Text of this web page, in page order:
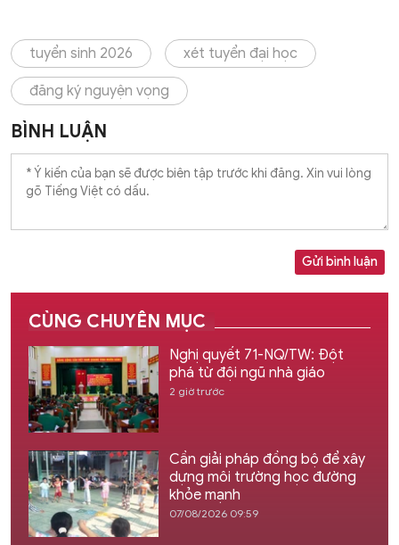
tuyển sinh 2026 xét tuyển đại học
đăng ký nguyện vọng
BÌNH LUẬN
Gửi bình luận
CÙNG CHUYÊN MỤC
Nghị quyết 71-NQ/TW: Đột
phá từ đội ngũ nhà giáo
2 giờ trước
Cần giải pháp đồng bộ để xây
dựng môi trường học đường
khỏe mạnh
07/08/2026 09:59